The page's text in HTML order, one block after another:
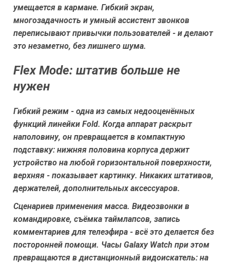
умещается в кармане. Гибкий экран,
многозадачность и умный ассистент звонков
переписывают привычки пользователей - и делают
это незаметно, без лишнего шума.
Flex Mode: штатив больше не
нужен
Гибкий режим - одна из самых недооценённых
функций линейки Fold. Когда аппарат раскрыт
наполовину, он превращается в компактную
подставку: нижняя половина корпуса держит
устройство на любой горизонтальной поверхности,
верхняя - показывает картинку. Никаких штативов,
держателей, дополнительных аксессуаров.
Сценариев применения масса. Видеозвонки в
командировке, съёмка таймлапсов, запись
комментариев для телеэфира - всё это делается без
посторонней помощи. Часы Galaxy Watch при этом
превращаются в дистанционный видоискатель: на